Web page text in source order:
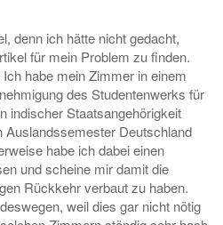
denn ich hätte nicht gedacht,
für mein Problem zu finden.
habe mein Zimmer in einem
des Studentenwerks für
indischer Staatsangehörigkeit
Auslandssemester Deutschland
habe ich dabei einen
und scheine mir damit die
Rückkehr verbaut zu haben.
weil dies gar nicht nötig